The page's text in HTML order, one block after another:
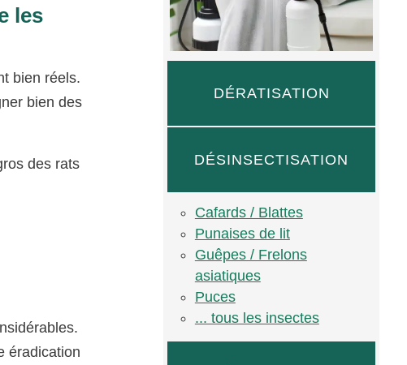
les
bien réels.
bien des
des rats
éradication
DÉRATISATION
DÉSINSECTISATION
Cafards / Blattes
Punaises de lit
Guêpes / Frelons
asiatiques
Puces
... tous les insectes